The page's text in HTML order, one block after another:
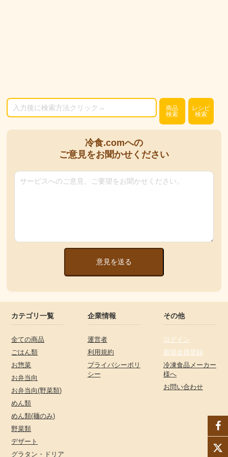
商品
検索
レシピ
検索
冷食.comへの
ご意見をお聞かせください
意見を送る
カテゴリ一覧
全ての商品
ごはん類
お惣菜
お弁当向
お弁当向(野菜類)
めん類
めん類(麺のみ)
野菜類
デザート
グラタン・ドリア
企業情報
運営者
利用規約
プライバシーポリ
シー
その他
ログイン
新規会員登録
冷凍食品メーカー
様へ
お問い合わせ